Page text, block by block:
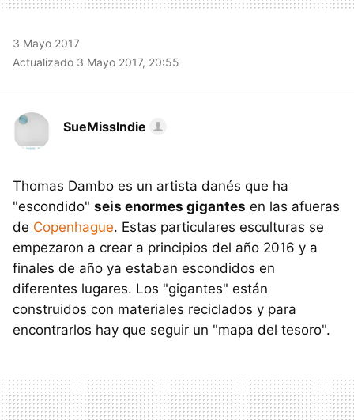
3 Mayo 2017
Actualizado 3 Mayo 2017, 20:55
SueMissIndie
Thomas Dambo es un artista danés que ha
"escondido" seis enormes gigantes en las afueras
de Copenhague. Estas particulares esculturas se
empezaron a crear a principios del año 2016 y a
finales de año ya estaban escondidos en
diferentes lugares. Los "gigantes" están
construidos con materiales reciclados y para
encontrarlos hay que seguir un "mapa del tesoro".